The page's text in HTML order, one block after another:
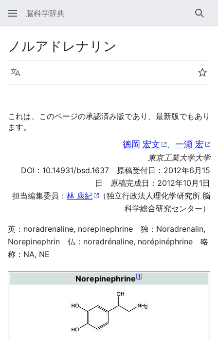
脳科学辞典 検索
ノルアドレナリン
言語 ウ
これは、このページの承認済み版であり、最新版でもあり
ます。
徳岡 宏文 、 一瀬 宏
東京工業大学大学
DOI： 10.14931/bsd.1637 原稿受付日：2012年6月15
日 原稿完成日：2012年10月1日
担当編集委員： 林 康紀
（独立行政法人理化学研究所 脳
科学総合研究センター）
英：noradrenaline, norepinephrine 独：Noradrenalin,
Norepinephrin 仏：noradrénaline, norépinéphrine 略
称：NA, NE
Norepinephrine[1]